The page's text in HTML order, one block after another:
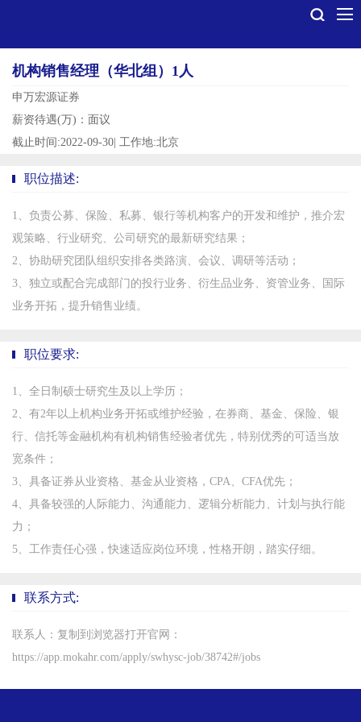
机构销售经理（华北组）1人
申万宏源证券
薪资待遇(万)：面议
截止时间:2022-09-30 工作地:北京
职位描述:
1、负责公募、保险、私募、银行等机构客户的开发和维护，推介宏
观策略、行业研究、公司研究的最新研究结果；
2、协助研究团队组织安排各类路演、会议、调研等活动；
3、独立或配合完成部门的投行业务、衍生品业务、资管业务、国际
业务开拓，提升销售业绩。
职位要求:
1、全日制硕士研究生及以上学历；
2、有2年以上机构业务开拓或维护经验，在券商、基金、保险、银
行、信托等金融机构有机构销售经验者优先，特别优秀的可适当放
宽条件；
3、具备证券从业资格、基金从业资格，CPA、CFA优先；
4、具备较强的人际能力、沟通能力、逻辑分析能力、计划与执行能
力；
5、工作责任心强，快速适应岗位环境，性格开朗，踏实仔细。
联系方式:
联系人：复制到浏览器打开官网：
https://app.mokahr.com/apply/swhysc-job/38742#/jobs